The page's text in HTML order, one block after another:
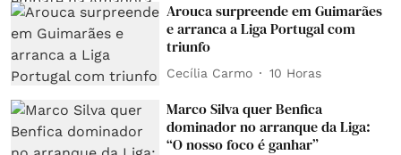
Arouca surpreende em Guimarães
e arranca a Liga Portugal com
triunfo
Cecília Carmo 10 Horas
Marco Silva quer Benfica
dominador no arranque da Liga:
“O nosso foco é ganhar”